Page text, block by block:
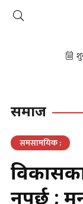
समाज
समसामयिक :